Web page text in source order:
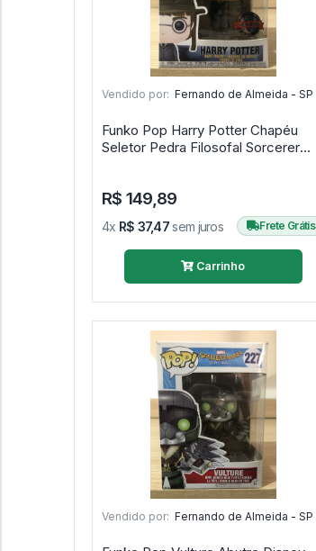
Vendido por: Fernando de Almeida - SP
Funko Pop Harry Potter Chapéu
Seletor Pedra Filosofal Sorcerer
R$ 149,89
4x R$ 37,47sem juros Frete Grátis
Carrinho
Vendido por: Fernando de Almeida - SP